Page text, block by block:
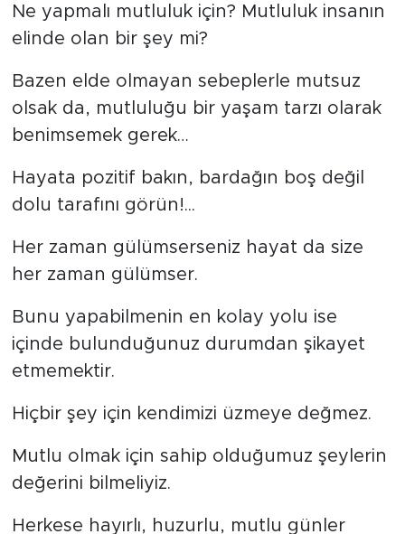
Ne yapmalı mutluluk için? Mutluluk insanın
elinde olan bir şey mi?
Bazen elde olmayan sebeplerle mutsuz
olsak da, mutluluğu bir yaşam tarzı olarak
benimsemek gerek…
Hayata pozitif bakın, bardağın boş değil
dolu tarafını görün!...
Her zaman gülümserseniz hayat da size
her zaman gülümser.
Bunu yapabilmenin en kolay yolu ise
içinde bulunduğunuz durumdan şikayet
etmemektir.
Hiçbir şey için kendimizi üzmeye değmez.
Mutlu olmak için sahip olduğumuz şeylerin
değerini bilmeliyiz.
Herkese hayırlı, huzurlu, mutlu günler